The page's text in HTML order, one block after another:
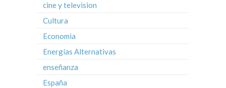
cine y television
Cultura
Economia
Energías Alternativas
enseñanza
España